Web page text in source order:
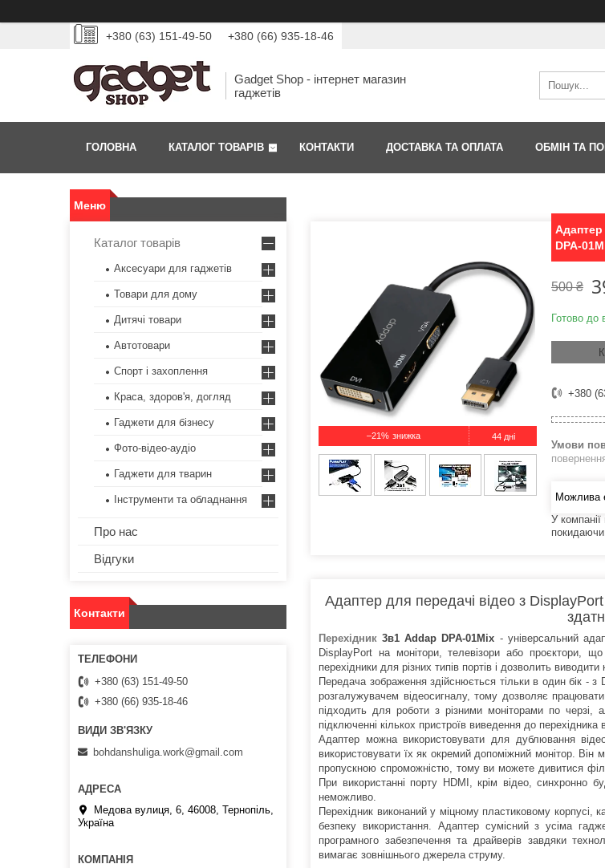
+380 (63) 151-49-50 +380 (66) 935-18-46
Gadget Shop - інтернет магазин
гаджетів
ГОЛОВНА КАТАЛОГ ТОВАРІВ КОНТАКТИ ДОСТАВКА ТА ОПЛАТА ОБМІН ТА
–21% 44 дні
Адаптер
DPA-
500 ₴
Готово до
+380
У
покидаючи
Адаптер для передачі відео з
Перехідник 3в1 Addap DPA-01Mix - універсальний
DisplayPort на монітори, телевізори або проєктори,
перехідники для різних типів портів і дозволить
Передача зображення здійснюється тільки в один бік -
розгалужувачем відеосигналу, тому дозволяє
підходить для роботи з різними моніторами по
підключенні кількох пристроїв виведення до
Адаптер можна використовувати для дублювання
використовувати їх як окремий допоміжний монітор.
пропускною спроможністю, тому ви можете дивитися
При використанні порту HDMI, крім відео, синхронно
неможливо.
Перехідник виконаний у міцному пластиковому корпусі,
безпеку використання. Адаптер сумісний з усіма
програмного забезпечення та драйверів завдяки
вимагає зовнішнього джерела струму.
Каталог товарів
Аксесуари для гаджетів
Товари для дому
Дитячі товари
Автотовари
Спорт і захоплення
Краса, здоров'я, догляд
Гаджети для бізнесу
Фото-відео-аудіо
Гаджети для тварин
Інструменти та обладнання
Про нас
Відгуки
Контакти
+380 (63) 151-49-50
+380 (66) 935-18-46
bohdanshuliga.work@gmail.com
Медова вулиця, 6, 46008, Тернопіль,
Україна